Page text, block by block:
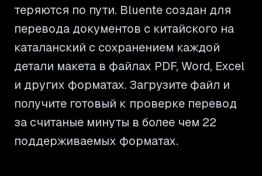
теряются по пути. Bluente создан для
перевода документов с китайского на
каталанский с сохранением каждой
детали макета в файлах PDF, Word, Excel
и других форматах. Загрузите файл и
получите готовый к проверке перевод
за считаные минуты в более чем 22
поддерживаемых форматах.